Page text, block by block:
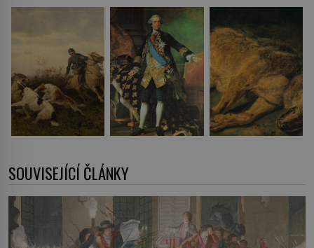
SOUVISEJÍCÍ ČLÁNKY